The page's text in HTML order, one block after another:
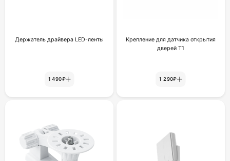
Держатель драйвера LED-ленты
1 490₽
Крепление для датчика открытия
дверей Т1
1 290₽